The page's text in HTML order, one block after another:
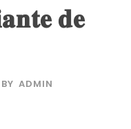
𝐝𝐞
BY ADMIN